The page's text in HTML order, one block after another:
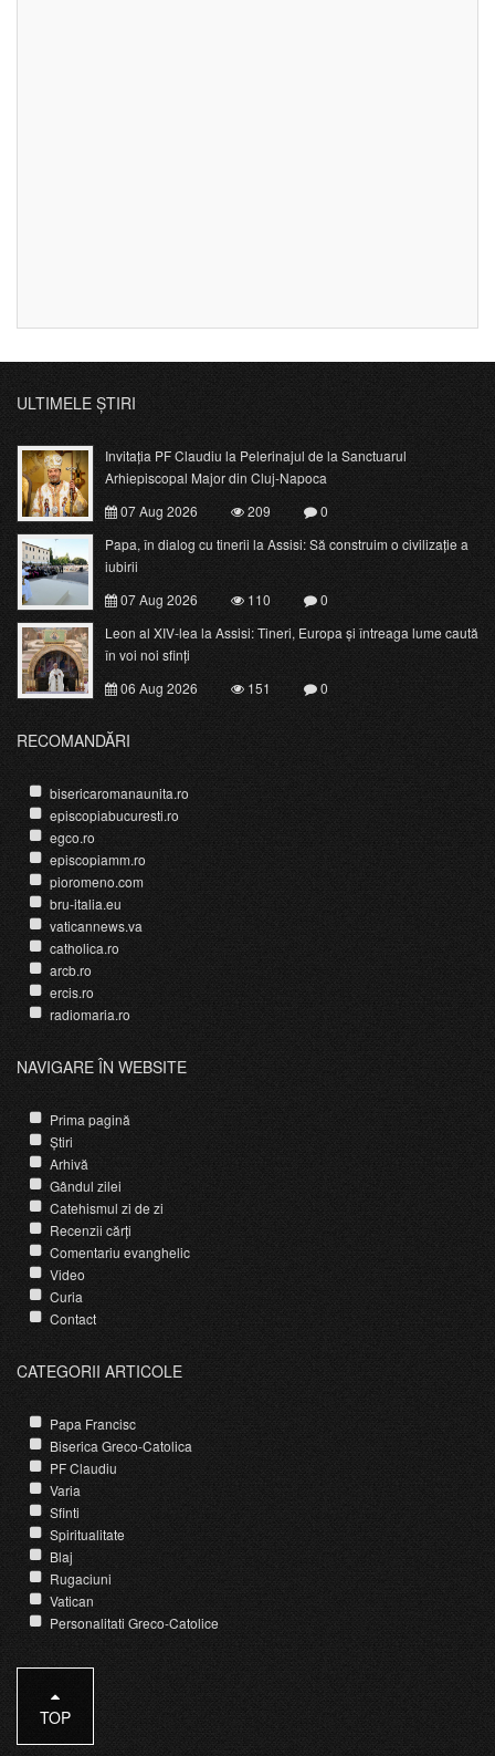
ULTIMELE ȘTIRI
Invitația PF Claudiu la Pelerinajul de la Sanctuarul
Arhiepiscopal Major din Cluj-Napoca
07 Aug 2026
209
0
Papa, în dialog cu tinerii la Assisi: Să construim o civilizație a
iubirii
07 Aug 2026
110
0
Leon al XIV-lea la Assisi: Tineri, Europa și întreaga lume caută
în voi noi sfinți
06 Aug 2026
151 0
RECOMANDĂRI
bisericaromanaunita.ro
episcopiabucuresti.ro
egco.ro
episcopiamm.ro
pioromeno.com
bru-italia.eu
vaticannews.va
catholica.ro
arcb.ro
ercis.ro
radiomaria.ro
NAVIGARE ÎN WEBSITE
Prima pagină
Știri
Arhivă
Gândul zilei
Catehismul zi de zi
Recenzii cărți
Comentariu evanghelic
Video
Curia
Contact
CATEGORII ARTICOLE
Papa Francisc
Biserica Greco-Catolica
PF Claudiu
Varia
Sfinti
Spiritualitate
Blaj
Rugaciuni
Vatican
Personalitati Greco-Catolice
TOP